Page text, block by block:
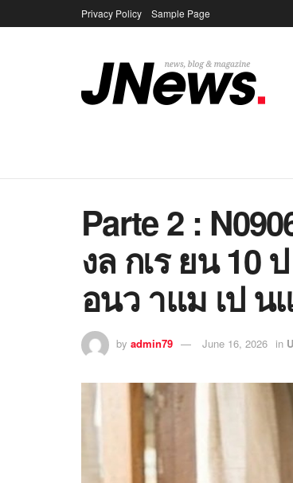
Privacy Policy Sample Page
Parte 2 :
งล กเร ยน
อนว าแม เป น
by admin79 June 16, 2026 in